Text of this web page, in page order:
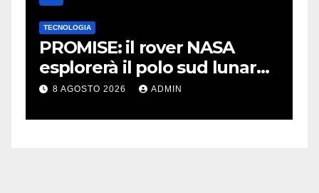
TECNOLOGIA
PROMISE: il rover NASA
esplorerà il polo sud lunare |
Cosa sappiamo
8 AGOSTO 2026 ADMIN